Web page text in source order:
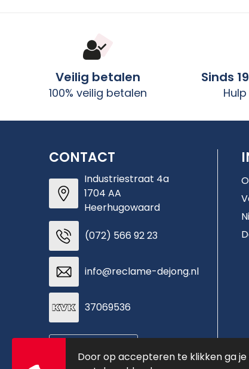
Veilig betalen
100% veilig betalen
Sinds
CONTACT
Industriestraat 4a
1704 AA
Heerhugowaard
(072) 566 92 23
info@reclame-dejong.nl
37069536
Door op accepteren te klikken ga